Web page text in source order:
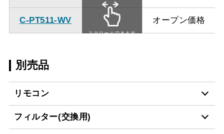
C-PT511-WV オープン価格
スクロールできます
別売品
リモコン
フィルター(交換用)